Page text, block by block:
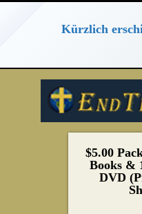
Kürzlich
$5.00
Books &
DVD